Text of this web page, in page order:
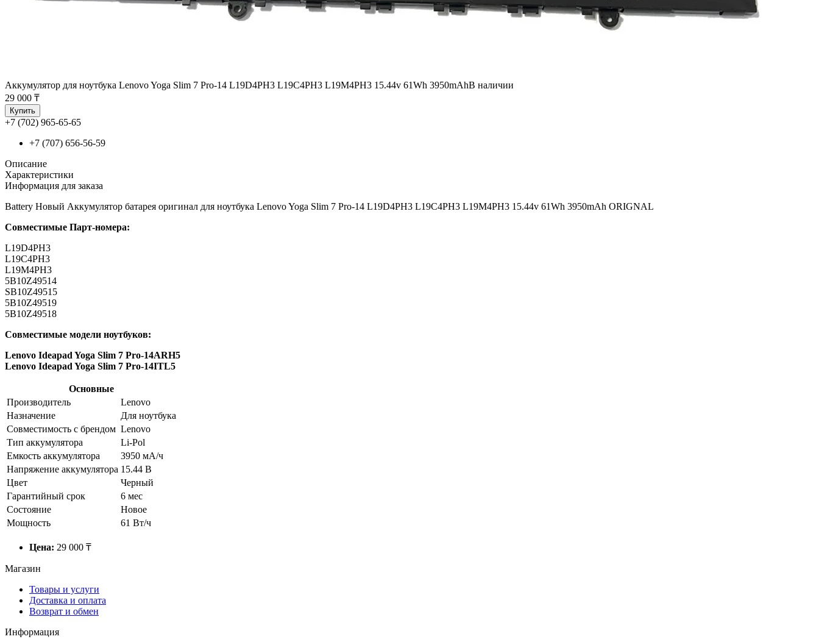
Аккумулятор для ноутбука Lenovo Yoga Slim 7 Pro-14 L19D4PH3 L19C4PH3 L19M4PH3 15.44v 61Wh 3950mAhВ наличии
29 000 ₸
Купить
+7 (702) 965-65-65
+7 (707) 656-56-59
Описание
Характеристики
Информация для заказа
Battery Новый Аккумулятор батарея оригинал для ноутбука Lenovo Yoga Slim 7 Pro-14 L19D4PH3 L19C4PH3 L19M4PH3 15.44v 61Wh 3950mAh ORIGNAL
Совместимые Парт-номера:
L19D4PH3
L19C4PH3
L19M4PH3
5B10Z49514
SB10Z49515
5B10Z49519
5B10Z49518
Совместимые модели ноутбуков:
Lenovo Ideapad Yoga Slim 7 Pro-14ARH5
Lenovo Ideapad Yoga Slim 7 Pro-14ITL5
Основные
Производитель
Lenovo
Назначение
Для ноутбука
Совместимость с брендом Lenovo
Тип аккумулятора
Li-Pol
Емкость аккумулятора
3950 мА/ч
Напряжение аккумулятора 15.44 В
Цвет
Черный
Гарантийный срок
6 мес
Состояние
Новое
Мощность
61 Вт/ч
Цена: 29 000 ₸
Магазин
Товары и услуги
Доставка и оплата
Возврат и обмен
Информация